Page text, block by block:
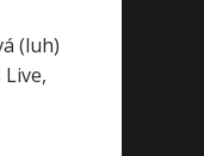
(luh)